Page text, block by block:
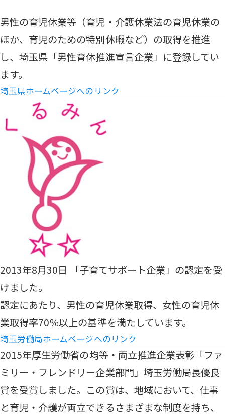
男性の育児休業等（育児・介護休業法の育児休業の
ほか、育児のための特別休暇など）の取得を推進
し、埼玉県「男性育休推進宣言企業」に登録してい
ます。
埼玉県ホームページへのリンク
2013年8月30日 「子育てサポート企業」の認定を受
けました。
認定にあたり、男性の育児休業取得、女性の育児休
業取得率70％以上の基準を満たしています。
埼玉労働局ホームページへのリンク
2015年厚生労働省の均等・両立推進企業表彰「ファ
ミリー・フレンドリー企業部門」埼玉労働局長優良
賞を受賞しました。この賞は、地域において、仕事
と育児・介護が両立できるさまざまな制度を持ち、